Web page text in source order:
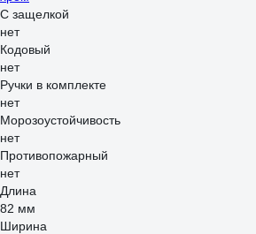
С защелкой
нет
Кодовый
нет
Ручки в комплекте
нет
Морозоустойчивость
нет
Противопожарный
нет
Длина
82 мм
Ширина